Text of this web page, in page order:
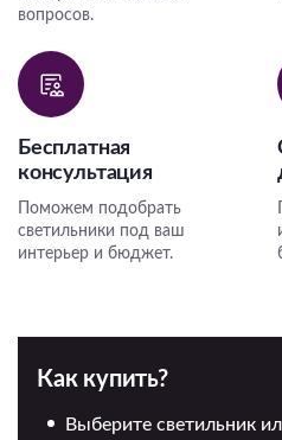
вопросов.
Бесплатная
консультация
Поможем подобрать
светильники под ваш
интерьер и бюджет.
Как купить?
Выберите светильник